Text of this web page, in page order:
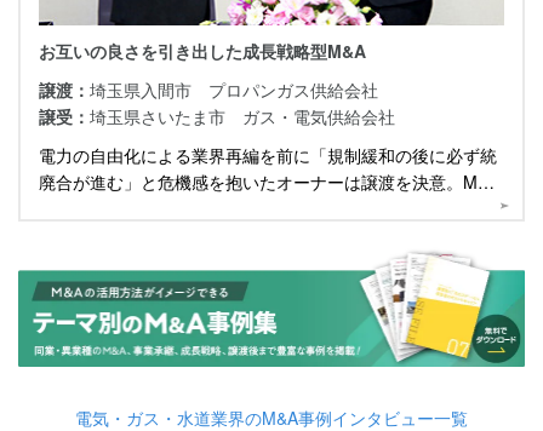
お互いの良さを引き出した成長戦略型M&A
譲渡： 埼玉県入間市 プロパンガス供給会社
譲受： 埼玉県さいたま市 ガス・電気供給会社
電力の自由化による業界再編を前に「規制緩和の後に必ず統
廃合が進む」と危機感を抱いたオーナーは譲渡を決意。M&A
電気・ガス・水道業界のM&A事例インタビュー一覧